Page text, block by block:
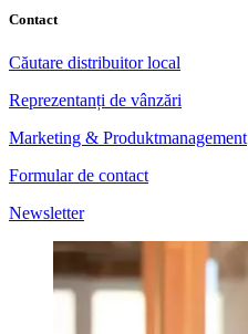
Contact
Căutare distribuitor local
Reprezentanți de vânzări
Marketing & Produktmanagement
Formular de contact
Newsletter